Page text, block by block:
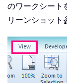
のワークシート
リーンショット